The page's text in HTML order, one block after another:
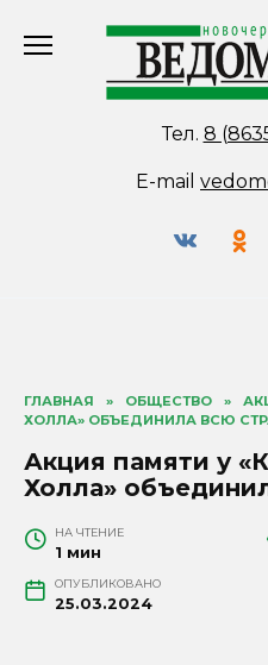
Тел. 8
E-mail
ГЛАВНАЯ » ОБЩЕСТВО »
ХОЛЛА» ОБЪЕДИНИЛА ВСЮ
Акция памяти у
Холла»
НА ЧТЕНИЕ
1 мин
ОПУБЛИКОВАНО
25.03.2024